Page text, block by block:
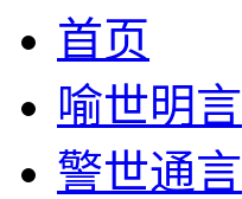
首页
喻世明言
警世通言